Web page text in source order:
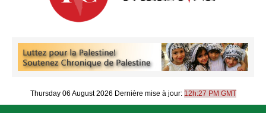
Thursday 06 August 2026 Dernière mise à jour: 12h:27 PM GMT